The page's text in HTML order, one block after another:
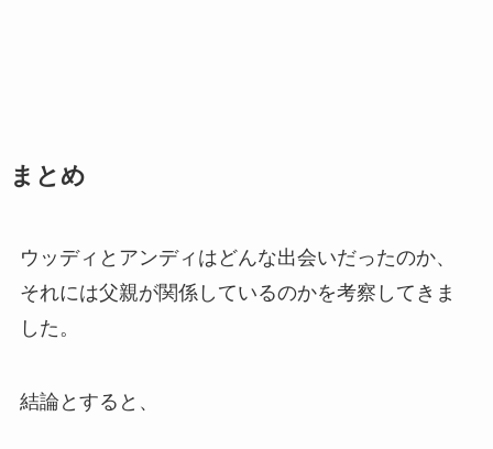
まとめ
ウッディとアンディはどんな出会いだったのか、
それには父親が関係しているのかを考察してきま
した。
結論とすると、